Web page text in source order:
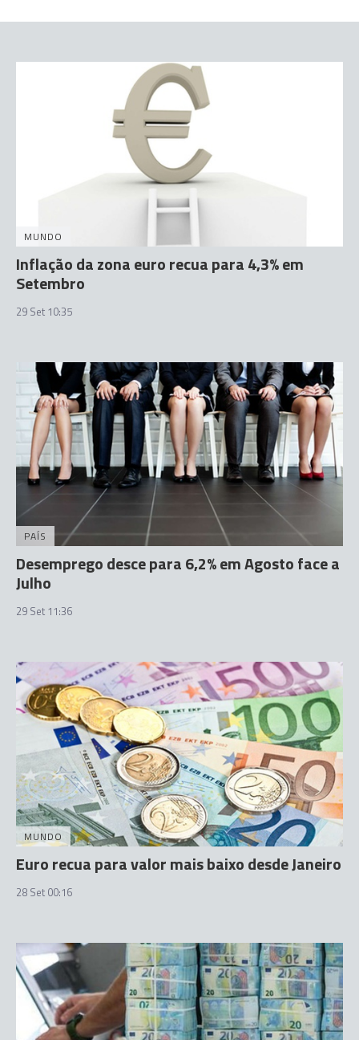
MUNDO
Inflação da zona euro recua para 4,3% em
Setembro
29 Set 10:35
PAÍS
Desemprego desce para 6,2% em Agosto face a
Julho
29 Set 11:36
MUNDO
Euro recua para valor mais baixo desde Janeiro
28 Set 00:16